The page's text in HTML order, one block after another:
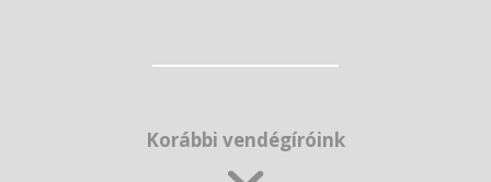
Korábbi vendégíróink